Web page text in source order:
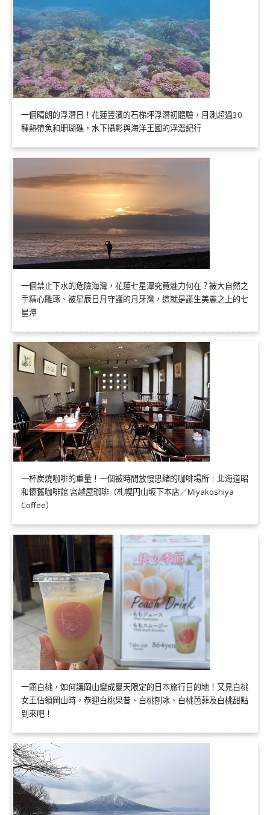
一個晴朗的浮潛日！花蓮豐濱的石梯坪浮潛初體驗，目測超過30
種熱帶魚和珊瑚礁，水下攝影與海洋王國的浮潛紀行
一個禁止下水的危險海灣，花蓮七星潭究竟魅力何在？被大自然之
手精心雕琢、被星辰日月守護的月牙灣，這就是誕生美麗之上的七
星潭
一杯炭燒咖啡的重量！一個被時間放慢思緒的咖啡場所｜北海道昭
和懷舊咖啡館 宮越屋珈琲（札幌円山坂下本店／Miyakoshiya
Coffee）
一顆白桃，如何讓岡山變成夏天限定的日本旅行目的地！又見白桃
女王佔領岡山時，恭迎白桃果昔、白桃刨冰、白桃芭菲及白桃甜點
到來吧！